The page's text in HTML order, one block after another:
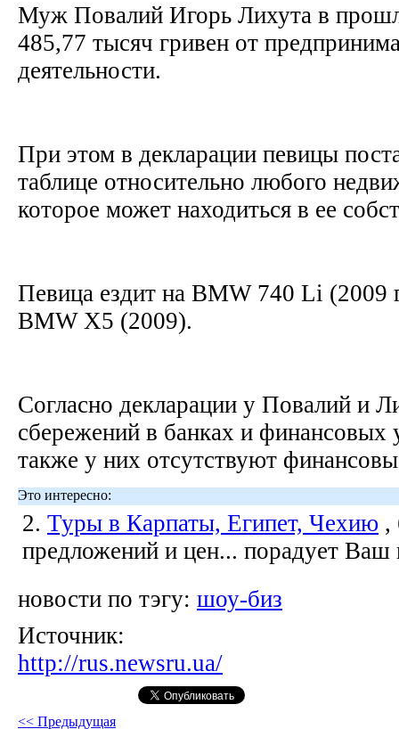
Муж Повалий Игорь Лихута в
485,77 тысяч гривен от
деятельности.
При этом в декларации певицы
таблице относительно любого
которое может находиться в ее
Певица ездит на BMW 740 Li (2009
BMW Х5 (2009).
Согласно декларации у Повалий и
сбережений в банках и финансовых
также у них отсутствуют
Это интересно:
2. Туры в Карпаты, Египет, Чехию ,
предложений и цен... порадует Ваш
новости по тэгу: шоу-биз
Источник:
http://rus.newsru.ua/
<< Предыдущая